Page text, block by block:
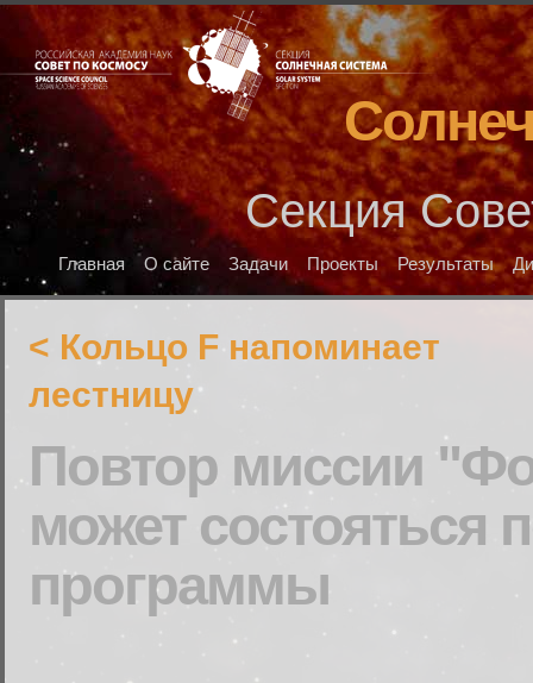
Секция
Главная О сайте Задачи Проекты Результаты
< Кольцо F напоминает
лестницу
Повтор миссии
может состояться
программы